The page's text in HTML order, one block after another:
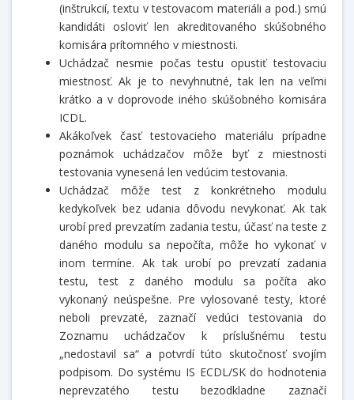
(inštrukcií, textu v testovacom materiáli a pod.) smú
kandidáti osloviť len akreditovaného skúšobného
komisára prítomného v miestnosti.
Uchádzač nesmie počas testu opustiť testovaciu
miestnosť. Ak je to nevyhnutné, tak len na veľmi
krátko a v doprovode iného skúšobného komisára
ICDL.
Akákoľvek časť testovacieho materiálu prípadne
poznámok uchádzačov môže byť z miestnosti
testovania vynesená len vedúcim testovania.
Uchádzač môže test z konkrétneho modulu
kedykoľvek bez udania dôvodu nevykonať. Ak tak
urobí pred prevzatím zadania testu, účasť na teste z
daného modulu sa nepočíta, môže ho vykonať v
inom termíne. Ak tak urobí po prevzatí zadania
testu, test z daného modulu sa počíta ako
vykonaný neúspešne. Pre vylosované testy, ktoré
neboli prevzaté, zaznačí vedúci testovania do
Zoznamu uchádzačov k príslušnému testu
„nedostavil sa“ a potvrdí túto skutočnosť svojím
podpisom. Do systému IS ECDL/SK do hodnotenia
neprevzatého testu bezodkladne zaznačí